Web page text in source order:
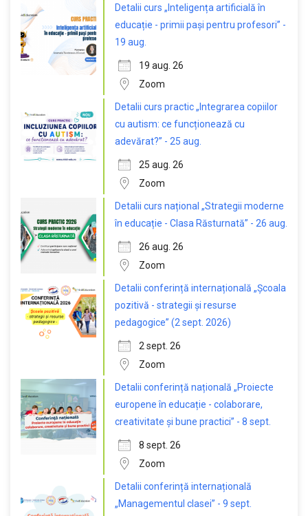
Detalii curs „Inteligența artificială în
educație - primii pași pentru profesori” -
19 aug.
19 aug. 26
Zoom
Detalii curs practic „Integrarea copiilor
cu autism: ce funcționează cu
adevărat?” - 25 aug.
25 aug. 26
Zoom
Detalii curs național „Strategii moderne
în educație - Clasa Răsturnată” - 26 aug.
26 aug. 26
Zoom
Detalii conferință internațională „Școala
pozitivă - strategii și resurse
pedagogice” (2 sept. 2026)
2 sept. 26
Zoom
Detalii conferință națională „Proiecte
europene în educație - colaborare,
creativitate și bune practici” - 8 sept.
8 sept. 26
Zoom
Detalii conferință internațională
„Managementul clasei” - 9 sept.